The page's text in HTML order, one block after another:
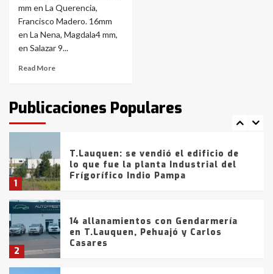
mm en La Querencia,
Francisco Madero. 16mm
en La Nena, Magdala4 mm,
en Salazar 9...
Read More
Publicaciones Populares
6
La Bolsa de Cereales de Bahía
Blanca anticipa que Agosto vendrá
con lluvias y heladas, en gran parte
fueron detenidos por
comercialización de drogas en la
tarde del sábado
1
T.Lauquen: se vendió el edificio de
lo que fue la planta Industrial del
Frígorífico Indio Pampa
2
14 allanamientos con Gendarmería
en T.Lauquen, Pehuajó y Carlos
Casares